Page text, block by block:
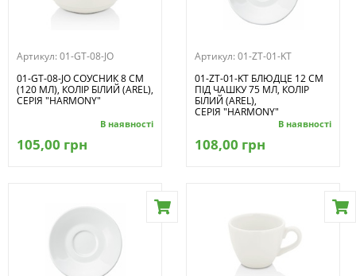
Артикул: 01-GT-08-JO
01-GT-08-JO СОУСНИК 8 СМ
(120 МЛ), КОЛІР БІЛИЙ (AREL),
СЕРІЯ "HARMONY"
В наявності
105,00 грн
Артикул: 01-ZT-01-KT
01-ZT-01-KT БЛЮДЦЕ 12 СМ
ПІД ЧАШКУ 75 МЛ, КОЛІР
БІЛИЙ (AREL),
СЕРІЯ "HARMONY"
В наявності
108,00 грн